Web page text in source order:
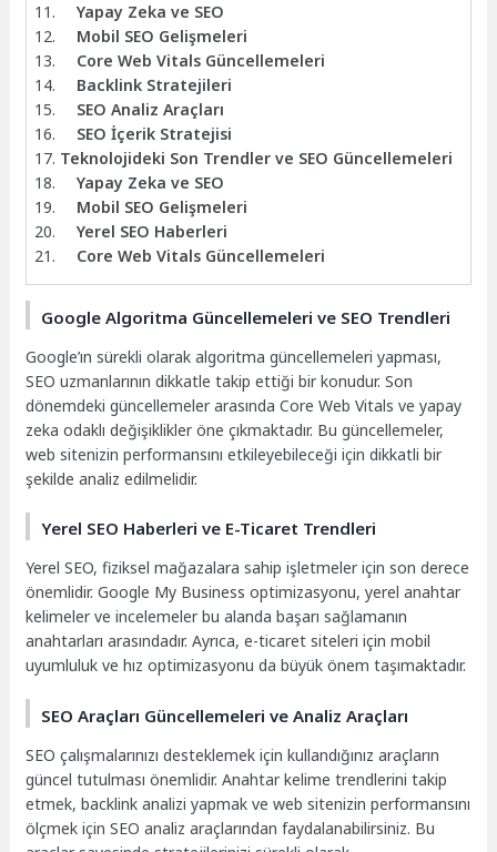
Yapay Zeka ve SEO
Mobil SEO Gelişmeleri
Core Web Vitals Güncellemeleri
Backlink Stratejileri
SEO Analiz Araçları
SEO İçerik Stratejisi
Teknolojideki Son Trendler ve SEO Güncellemeleri
Yapay Zeka ve SEO
Mobil SEO Gelişmeleri
Yerel SEO Haberleri
Core Web Vitals Güncellemeleri
Google Algoritma Güncellemeleri ve SEO Trendleri
Google’ın sürekli olarak algoritma güncellemeleri yapması,
SEO uzmanlarının dikkatle takip ettiği bir konudur. Son
dönemdeki güncellemeler arasında Core Web Vitals ve yapay
zeka odaklı değişiklikler öne çıkmaktadır. Bu güncellemeler,
web sitenizin performansını etkileyebileceği için dikkatli bir
şekilde analiz edilmelidir.
Yerel SEO Haberleri ve E-Ticaret Trendleri
Yerel SEO, fiziksel mağazalara sahip işletmeler için son derece
önemlidir. Google My Business optimizasyonu, yerel anahtar
kelimeler ve incelemeler bu alanda başarı sağlamanın
anahtarları arasındadır. Ayrıca, e-ticaret siteleri için mobil
uyumluluk ve hız optimizasyonu da büyük önem taşımaktadır.
SEO Araçları Güncellemeleri ve Analiz Araçları
SEO çalışmalarınızı desteklemek için kullandığınız araçların
güncel tutulması önemlidir. Anahtar kelime trendlerini takip
etmek, backlink analizi yapmak ve web sitenizin performansını
ölçmek için SEO analiz araçlarından faydalanabilirsiniz. Bu